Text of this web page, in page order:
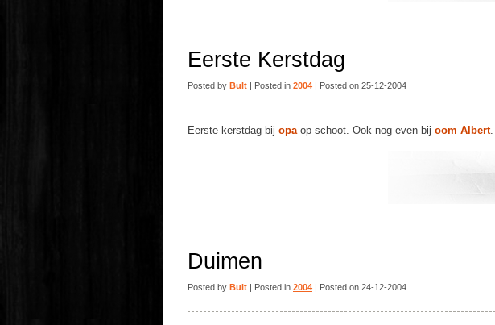
Eerste Kerstdag
Posted by Bult | Posted in 2004 | Posted on 25-12-2004
Eerste kerstdag bij opaop schoot. Ook nog even bij oom Albert.
Duimen
Posted by Bult | Posted in 2004 | Posted on 24-12-2004